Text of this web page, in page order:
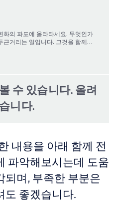
화의 파도에 올라타세요. 무엇인가
거리는 일입니다. 그것을 함께하
수 있습니다. 올려
니다.
내용을 아래 함께 전
파악해보시는데 도움
되며, 부족한 부분은
도 좋겠습니다.